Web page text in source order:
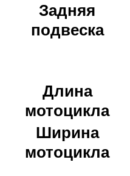
Задняя
подвеска
Длина
мотоцикла
Ширина
мотоцикла